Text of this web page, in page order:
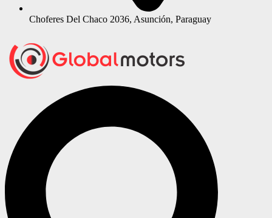
Choferes Del Chaco 2036, Asunción, Paraguay